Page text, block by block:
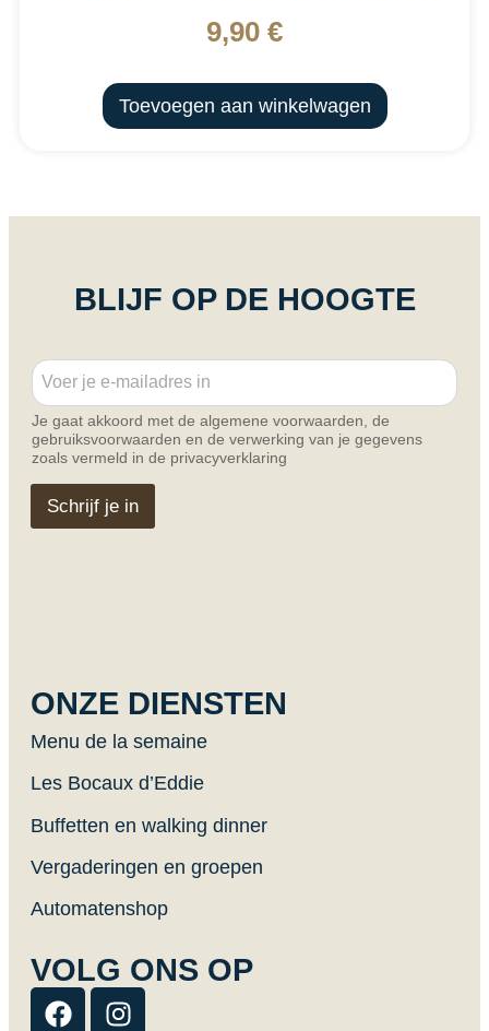
9,90 €
Toevoegen aan winkelwagen
BLIJF OP DE HOOGTE
m
a
i
l
E
E
m
i
l
Je gaat akkoord met de algemene voorwaarden, de
gebruiksvoorwaarden en de verwerking van je gegevens
zoals vermeld in de privacyverklaring
Schrijf je in
ONZE DIENSTEN
Menu de la semaine
Les Bocaux d’Eddie
Buffetten en walking dinner
Vergaderingen en groepen
Automatenshop
VOLG ONS OP